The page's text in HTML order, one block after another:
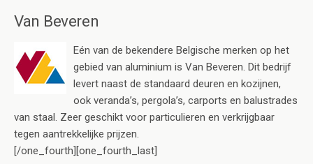
Van Beveren
Eén van de bekendere Belgische merken op het
gebied van aluminium is Van Beveren. Dit bedrijf
levert naast de standaard deuren en kozijnen,
ook veranda’s, pergola’s, carports en balustrades
van staal. Zeer geschikt voor particulieren en verkrijgbaar
tegen aantrekkelijke prijzen.
[/one_fourth][one_fourth_last]